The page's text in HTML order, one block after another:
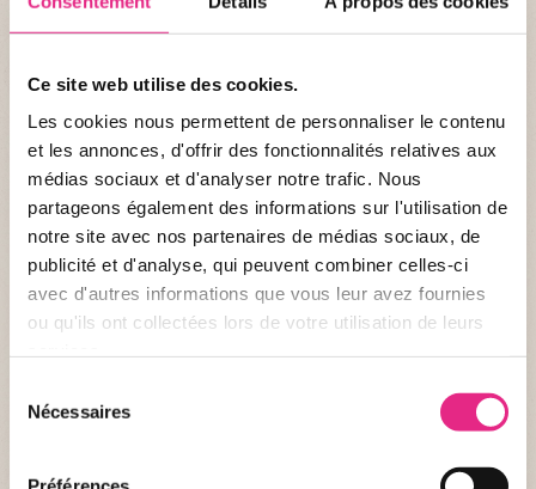
Ce site web utilise des cookies.
Les cookies nous permettent de personnaliser le contenu
et les annonces, d'offrir des fonctionnalités relatives aux
médias sociaux et d'analyser notre trafic. Nous
partageons également des informations sur l'utilisation de
notre site avec nos partenaires de médias sociaux, de
publicité et d'analyse, qui peuvent combiner celles-ci
avec d'autres informations que vous leur avez fournies
ou qu'ils ont collectées lors de votre utilisation de leurs
Nécessaires
PARRAINAGE
Parrainez Opie !
Parce que toutes les espèces jouent un rôle dans l’équilibre
des écosystèmes indispensables à la vie sur terre, les protéger
c’est agir pour le bien de la planète et la survie des générations
JE PARRAINE POUR UN AN